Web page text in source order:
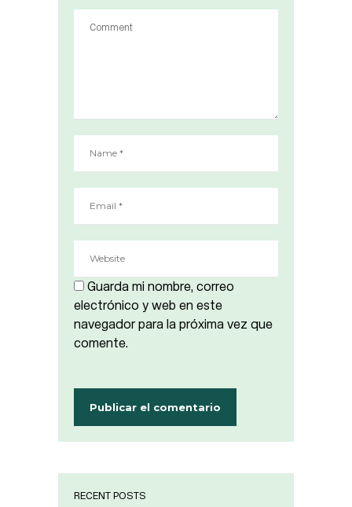
Guarda mi nombre, correo
electrónico y web en este
navegador para la próxima vez que
comente.
RECENT POSTS